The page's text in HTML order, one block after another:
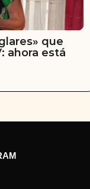
que
ahora está